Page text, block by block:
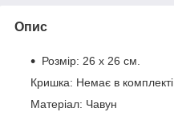
Опис
Розмір: 26 х 26 см.
Кришка: Немає в комплекті
Матеріал: Чавун